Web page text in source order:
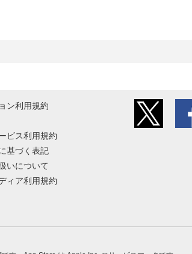
ン利用規約
ビス利用規約
基づく表記
いについて
ィア利用規約